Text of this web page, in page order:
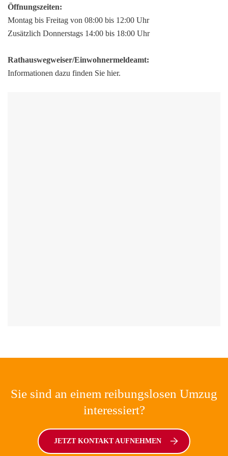
Öffnungszeiten:
Montag bis Freitag von 08:00 bis 12:00 Uhr
Zusätzlich Donnerstags 14:00 bis 18:00 Uhr
Rathauswegweiser/Einwohnermeldeamt:
Informationen dazu finden Sie hier.
Sie sind an einem reibungslosen Umzug
interessiert?
JETZT KONTAKT AUFNEHMEN